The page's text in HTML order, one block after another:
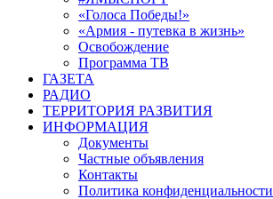
«Голоса Победы!»
«Армия - путевка в жизнь»
Освобождение
Программа ТВ
ГАЗЕТА
РАДИО
ТЕРРИТОРИЯ РАЗВИТИЯ
ИНФОРМАЦИЯ
Документы
Частные объявления
Контакты
Политика конфиденциальности